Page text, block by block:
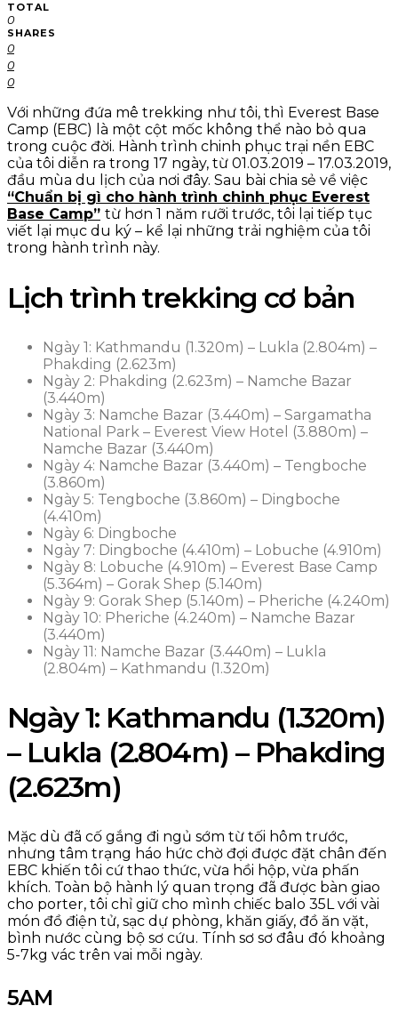
TOTAL
0
SHARES
0
0
0
Với những đứa mê trekking như tôi, thì Everest Base
Camp (EBC) là một cột mốc không thể nào bỏ qua
trong cuộc đời. Hành trình chinh phục trại nền EBC
của tôi diễn ra trong 17 ngày, từ 01.03.2019 – 17.03.2019,
đầu mùa du lịch của nơi đây. Sau bài chia sẻ về việc
“Chuẩn bị gì cho hành trình chinh phục Everest
Base Camp” từ hơn 1 năm rưỡi trước, tôi lại tiếp tục
viết lại mục du ký – kể lại những trải nghiệm của tôi
trong hành trình này.
Lịch trình trekking cơ bản
Ngày 1: Kathmandu (1.320m) – Lukla (2.804m) –
Phakding (2.623m)
Ngày 2: Phakding (2.623m) – Namche Bazar
(3.440m)
Ngày 3: Namche Bazar (3.440m) – Sargamatha
National Park – Everest View Hotel (3.880m) –
Namche Bazar (3.440m)
Ngày 4: Namche Bazar (3.440m) – Tengboche
(3.860m)
Ngày 5: Tengboche (3.860m) – Dingboche
(4.410m)
Ngày 6: Dingboche
Ngày 7: Dingboche (4.410m) – Lobuche (4.910m)
Ngày 8: Lobuche (4.910m) – Everest Base Camp
(5.364m) – Gorak Shep (5.140m)
Ngày 9: Gorak Shep (5.140m) – Pheriche (4.240m)
Ngày 10: Pheriche (4.240m) – Namche Bazar
(3.440m)
Ngày 11: Namche Bazar (3.440m) – Lukla
(2.804m) – Kathmandu (1.320m)
Ngày 1: Kathmandu (1.320m)
– Lukla (2.804m) – Phakding
(2.623m)
Mặc dù đã cố gắng đi ngủ sớm từ tối hôm trước,
nhưng tâm trạng háo hức chờ đợi được đặt chân đến
EBC khiến tôi cứ thao thức, vừa hồi hộp, vừa phấn
khích. Toàn bộ hành lý quan trọng đã được bàn giao
cho porter, tôi chỉ giữ cho mình chiếc balo 35L với vài
món đồ điện tử, sạc dự phòng, khăn giấy, đồ ăn vặt,
bình nước cùng bộ sơ cứu. Tính sơ sơ đâu đó khoảng
5-7kg vác trên vai mỗi ngày.
5AM